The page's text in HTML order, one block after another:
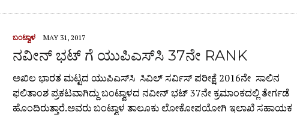
ಬಂಟ್ವಾಳ MAY 31, 2017
ನವೀನ್ ಭಟ್ ಗೆ ಯುಪಿಎಸ್‌ಸಿ 37ನೇ RANK
ಅಖಿಲ ಭಾರತ ಮಟ್ಟದ ಯುಪಿಎಸ್‌ಸಿ ಸಿವಿಲ್ ಸರ್ವಿಸ್ ಪರೀಕ್ಷೆ 2016ನೇ ಸಾಲಿನ
ಫಲಿತಾಂಶ ಪ್ರಕಟವಾಗಿದ್ದು ಬಂಟ್ವಾಳದ ನವೀನ್ ಭಟ್ 37ನೇ ಕ್ರಮಾಂಕದಲ್ಲಿ ತೇರ್ಗಡೆ
ಹೊಂದಿರುತ್ತಾರೆ.ಅವರು ಬಂಟ್ವಾಳ ತಾಲೂಕು ಲೋಕೋಪಯೋಗಿ ಇಲಾಖೆ ಸಹಾಯಕ